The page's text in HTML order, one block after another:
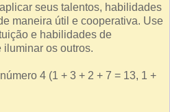
seus talentos, habilidades
maneira útil e cooperativa. Use
e habilidades de
os outros.
4 (1 + 3 + 2 + 7 = 13, 1 +